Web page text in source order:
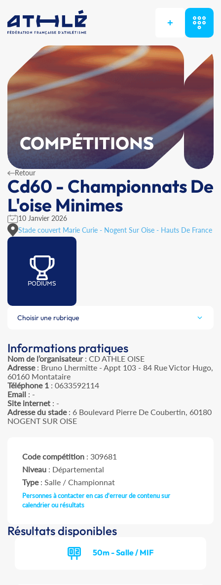
+
COMPÉTITIONS
Retour
Cd60 - Championnats De
L'oise Minimes
10 Janvier 2026
Stade couvert Marie Curie - Nogent Sur Oise - Hauts De France
PODIUMS
Choisir une rubrique
Informations pratiques
Nom de l’organisateur: CD ATHLE OISE
Adresse: Bruno Lhermitte - Appt 103 - 84 Rue Victor Hugo,
60160 Montataire
Téléphone 1 : 0633592114
Email : -
Site internet : -
Adresse du stade: 6 Boulevard Pierre De Coubertin, 60180
NOGENT SUR OISE
Code compétition : 309681
Niveau : Départemental
Type: Salle / Championnat
Personnes à contacter en cas d'erreur de contenu sur
calendrier ou résultats
Résultats disponibles
50m - Salle / MIF